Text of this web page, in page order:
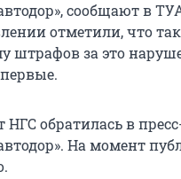
сообщают в
отметили, что
штрафов за это
НГС обратилась в
На момент